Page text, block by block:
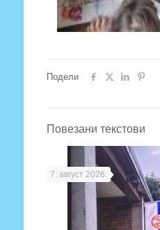
Подели
Повезани текстови
7. август 2026.